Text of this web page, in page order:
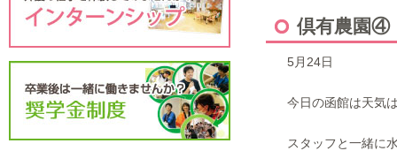
倶有農園④
5月24日
今日の函館は天気
スタッフと一緒に